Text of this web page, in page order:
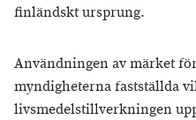
finländskt ursprung.
Användningen av märket
myndigheterna fastställda
livsmedelstillverkningen